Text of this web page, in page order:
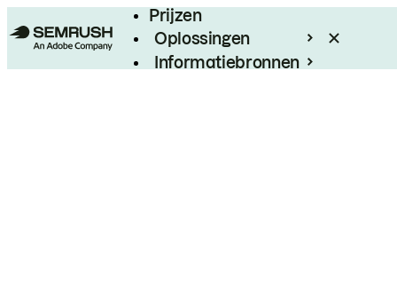
Prijzen
Oplossingen
Informatiebronnen